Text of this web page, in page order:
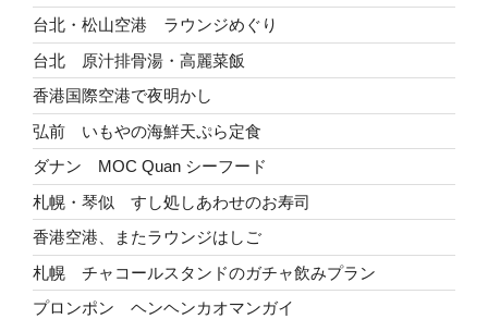
台北・松山空港 ラウンジめぐり
台北 原汁排骨湯・高麗菜飯
香港国際空港で夜明かし
弘前 いもやの海鮮天ぷら定食
ダナン MOC Quan シーフード
札幌・琴似 すし処しあわせのお寿司
香港空港、またラウンジはしご
札幌 チャコールスタンドのガチャ飲みプラン
プロンポン ヘンヘンカオマンガイ